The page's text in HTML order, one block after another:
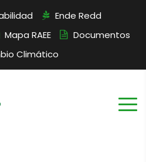
Ende Redd
Mapa RAEE
Documentos
Climático